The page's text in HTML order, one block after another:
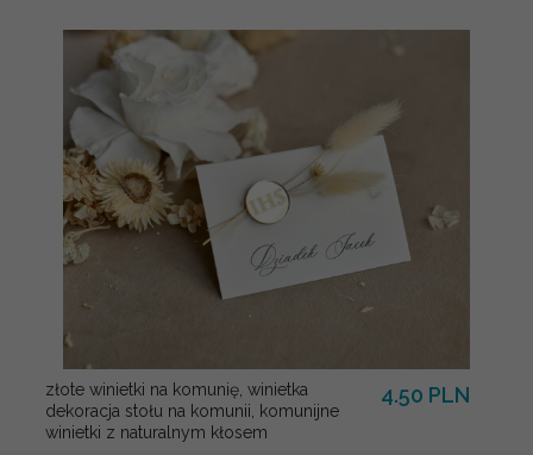
złote winietki na komunię, winietka
dekoracja stołu na komunii, komunijne
winietki z naturalnym kłosem
4.50 PLN